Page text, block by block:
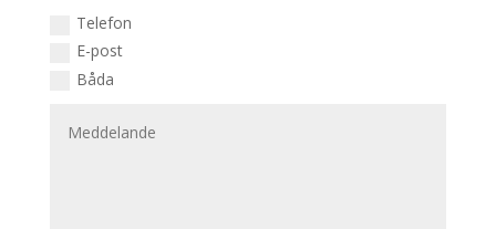
Telefon
E-post
Båda